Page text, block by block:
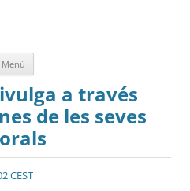
Menú
a través
de les seves
CEST